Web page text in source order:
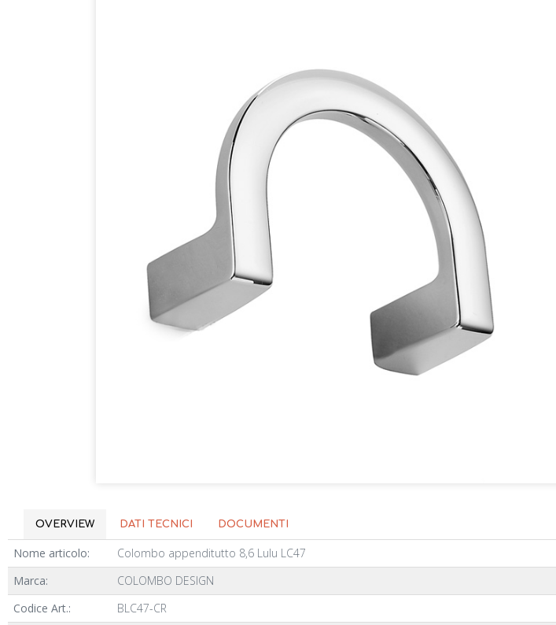
OVERVIEW DATI TECNICI DOCUMENTI
Nome articolo:
Colombo appenditutto 8,6 Lulu LC47
Marca:
COLOMBO DESIGN
Codice Art.:
BLC47-CR